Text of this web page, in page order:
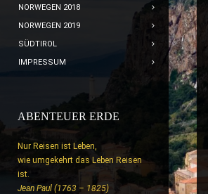
NORWEGEN 2018
NORWEGEN 2019
SÜDTIROL
IMPRESSUM
ABENTEUER ERDE
Nur Reisen ist Leben,
wie umgekehrt das Leben Reisen
ist.
Jean Paul (1763 – 1825)